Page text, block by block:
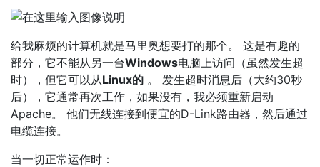
给我麻烦的计算机就是马里奥想要打的那个。 这是有趣的
部分，它不能从另一台Windows电脑上访问（虽然发生超
时），但它可以从Linux的 。 发生超时消息后（大约30秒
后），它通常再次工作，如果没有，我必须重新启动
Apache。 他们无线连接到便宜的D-Link路由器，然后通过
电缆连接。
当一切正常运作时：